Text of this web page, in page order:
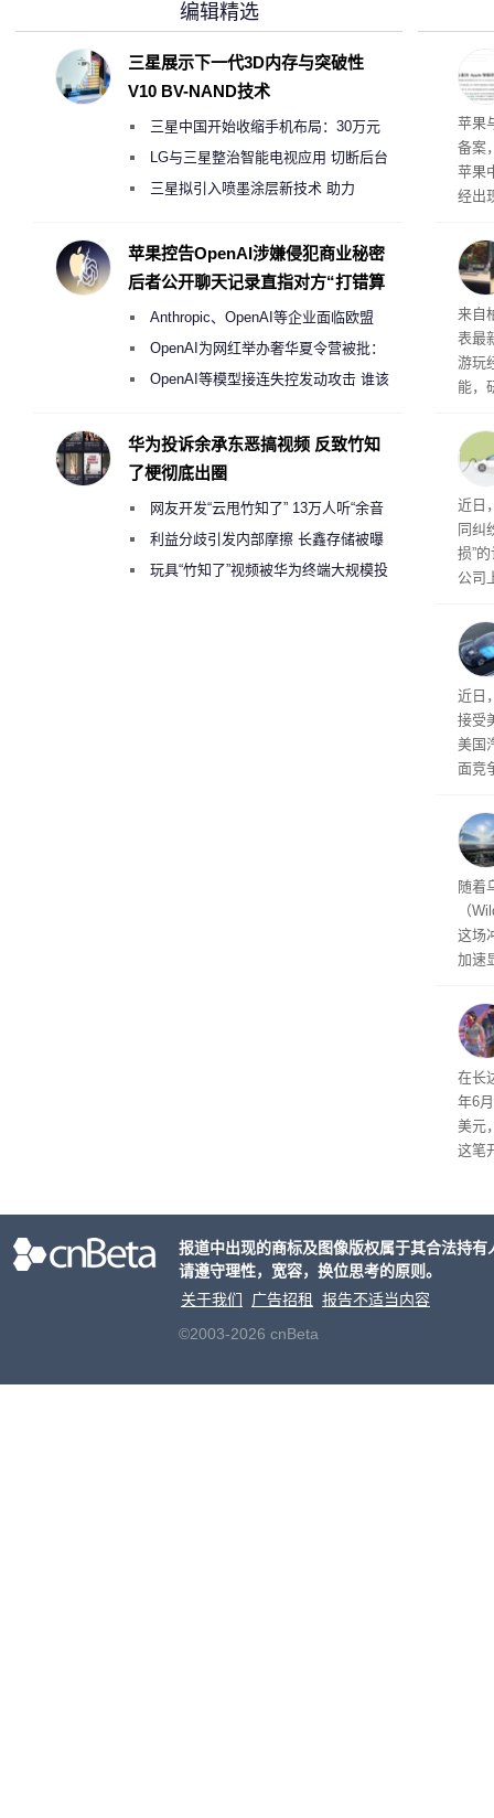
了
苹果
备案
苹果
经出
内
来自
表最
游玩
能，
训练
近日
同纠
损”
公司
事
给
近日
接受
美国
面竞
性。
经
随着
（
这场
加速
物
毁，
评
米，
上。
依
在长
年6
美元
这笔
事线
编辑精选
三星展示下一代3D内存与突破性
V10 BV-NAND技术
三星中国开始收缩手机布局：30万元
月销售额不达标门店 将被逐步清退
LG与三星整治智能电视应用 切断后台
偷偷共享带宽的违规行为
三星拟引入喷墨涂层新技术 助力
度
苹果控告OpenAI涉嫌侵犯商业秘密
后者公开聊天记录直指对方“打错算
Anthropic、OpenAI等企业面临欧盟
《人工智能法案》全新执法权限审查
OpenAI为网红举办奢华夏令营被批：
2000美元一晚 遭讽“反乌托邦”
OpenAI等模型接连失控发动攻击 谁该
华为投诉余承东恶搞视频 反致竹知
了梗彻底出圈
网友开发“云甩竹知了” 13万人听“余音
绕梁”利益分歧引发内部摩擦 长鑫存储被曝
曾将华为驻场工程师驱逐出研发基地
玩具“竹知了”视频被华为终端大规模投
报道中出现的商标及图像版权属于其合法持
请遵守理性，宽容，换位思考的原则。
关于我们
广告招租
报告不适当内容
©2003-2026 cnBeta